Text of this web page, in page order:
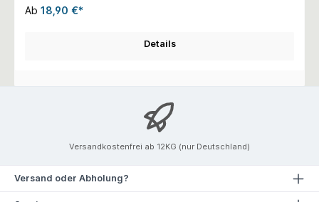
Ab 18,90 €*
Details
Versandkostenfrei ab 12KG (nur Deutschland)
Versand oder Abholung?